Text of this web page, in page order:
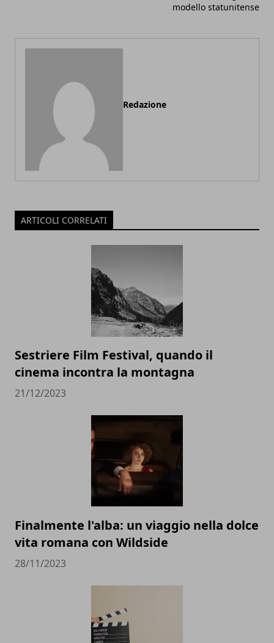
modello statunitense
Redazione
ARTICOLI CORRELATI
Sestriere Film Festival, quando il
cinema incontra la montagna
21/12/2023
Finalmente l'alba: un viaggio nella dolce
vita romana con Wildside
28/11/2023